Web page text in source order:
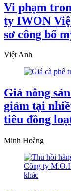
Vi phạm
ty IWON
sơ công bố
Việt Anh
Giá nông
giảm tại
tiêu đồng
Minh Hoàng